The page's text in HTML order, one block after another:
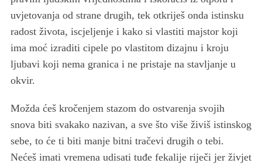
uvjetovanja od strane drugih, tek otkriješ onda istinsku
radost života, iscjeljenje i kako si vlastiti majstor koji
ima moć izraditi cipele po vlastitom dizajnu i kroju
ljubavi koji nema granica i ne pristaje na stavljanje u
okvir.
Možda ćeš kročenjem stazom do ostvarenja svojih
snova biti svakako nazivan, a sve što više živiš istinskog
sebe, to će ti biti manje bitni tračevi drugih o tebi.
Nećeš imati vremena udisati tuđe fekalije riječi jer živjet